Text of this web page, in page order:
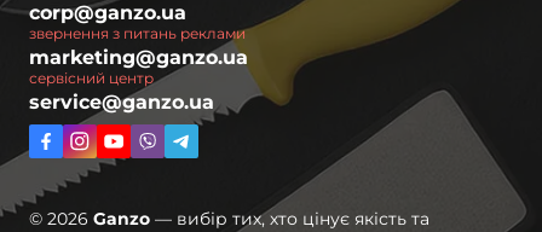
corp@ganzo.ua
звернення з питань реклами
marketing@ganzo.ua
сервісний центр
service@ganzo.ua
© 2026 Ganzo — вибір тих, хто цінує якість та